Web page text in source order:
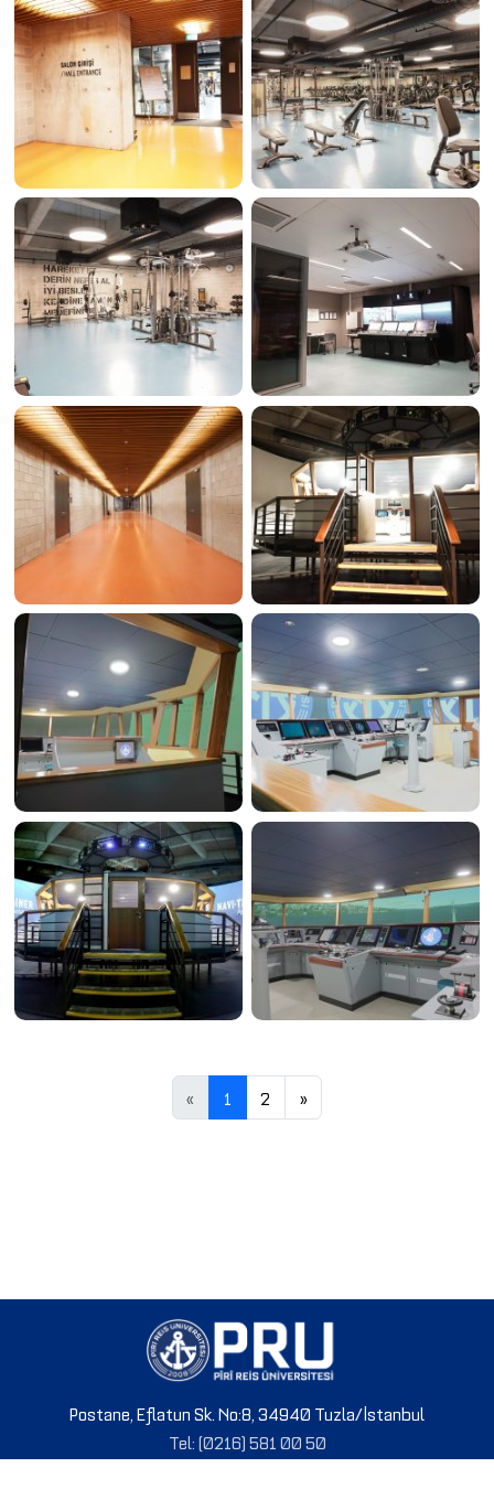
« 1 2 »
Postane, Eflatun Sk. No:8, 34940 Tuzla/İstanbul
Tel: (0216) 581 00 50